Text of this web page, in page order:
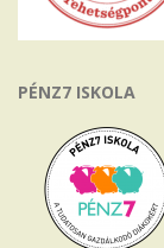
PÉNZ7 ISKOLA